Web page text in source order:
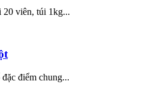
20 viên, túi 1kg...
điểm chung...